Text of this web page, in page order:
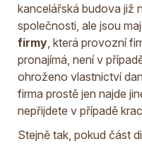
kancelářská budova již
společnosti, ale jsou
firmy, která provozní
pronajímá, není v
ohroženo vlastnictví
firma prostě jen najde
nepřijdete v případě
Stejně tak, pokud část